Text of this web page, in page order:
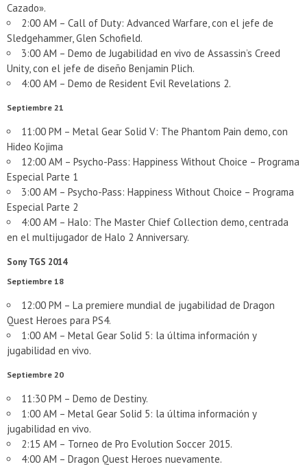
Cazado».
2:00 AM – Call of Duty: Advanced Warfare, con el jefe de
Sledgehammer, Glen Schofield.
3:00 AM – Demo de Jugabilidad en vivo de Assassin’s Creed
Unity, con el jefe de diseño Benjamin Plich.
4:00 AM – Demo de Resident Evil Revelations 2.
Septiembre 21
11:00 PM – Metal Gear Solid V: The Phantom Pain demo, con
Hideo Kojima
12:00 AM – Psycho-Pass: Happiness Without Choice – Programa
Especial Parte 1
3:00 AM – Psycho-Pass: Happiness Without Choice – Programa
Especial Parte 2
4:00 AM – Halo: The Master Chief Collection demo, centrada
en el multijugador de Halo 2 Anniversary.
Sony TGS 2014
Septiembre 18
12:00 PM – La premiere mundial de jugabilidad de Dragon
Quest Heroes para PS4.
1:00 AM – Metal Gear Solid 5: la última información y
jugabilidad en vivo.
Septiembre 20
11:30 PM – Demo de Destiny.
1:00 AM – Metal Gear Solid 5: la última información y
jugabilidad en vivo.
2:15 AM – Torneo de Pro Evolution Soccer 2015.
4:00 AM – Dragon Quest Heroes nuevamente.